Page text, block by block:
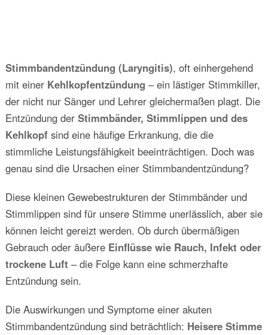
Stimmbandentzündung (Laryngitis), oft einhergehend
mit einer Kehlkopfentzündung – ein lästiger Stimmkiller,
der nicht nur Sänger und Lehrer gleichermaßen plagt. Die
Entzündung der Stimmbänder, Stimmlippen und des
Kehlkopfsind eine häufige Erkrankung, die die
stimmliche Leistungsfähigkeit beeinträchtigen. Doch was
genau sind die Ursachen einer Stimmbandentzündung?
Diese kleinen Gewebestrukturen der Stimmbänder und
Stimmlippen sind für unsere Stimme unerlässlich, aber sie
können leicht gereizt werden. Ob durch übermäßigen
Gebrauch oder äußere Einflüsse wie Rauch, Infekt oder
trockene Luft – die Folge kann eine schmerzhafte
Entzündung sein.
Die Auswirkungen und Symptome einer akuten
Stimmbandentzündung sind beträchtlich: Heisere Stimme